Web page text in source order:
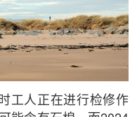
工人正在进行检修作